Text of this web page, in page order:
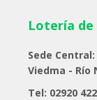
Lotería de
Sede
Viedma - Río
Tel: 02920